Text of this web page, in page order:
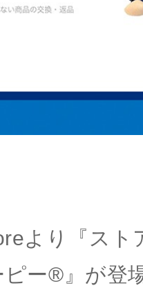
より『スト
ー®』が登